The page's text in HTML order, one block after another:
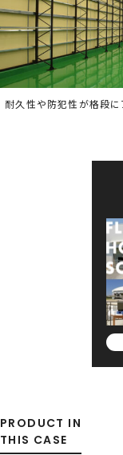
耐久性や防犯性が格段
PRODUCT IN
THIS CASE